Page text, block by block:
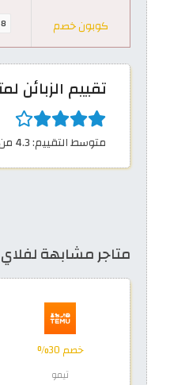
كوبون خصم
تقييم
متوسط التقييم: 4.3 من 5 نجوم بواسطة 13 مستخدم
متاجر مشابهة
خصم 30%
تيمو